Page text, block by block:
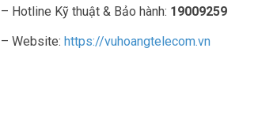
– Hotline Kỹ thuật & Bảo hành: 19009259
– Website: https://vuhoangtelecom.vn